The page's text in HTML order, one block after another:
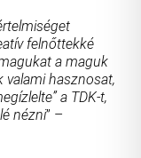
felnőttekké
a maguk
valami hasznosat,
a TDK-t,
nézni” –